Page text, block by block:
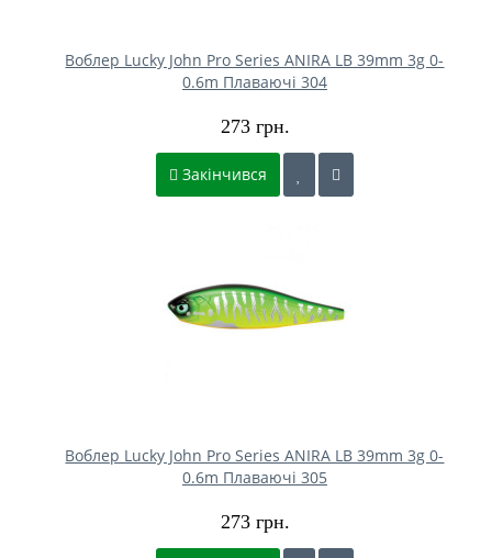
Воблер Lucky John Pro Series ANIRA LB 39mm 3g 0-
0.6m Плаваючі 304
273 грн.
Закінчився
Воблер Lucky John Pro Series ANIRA LB 39mm 3g 0-
0.6m Плаваючі 305
273 грн.